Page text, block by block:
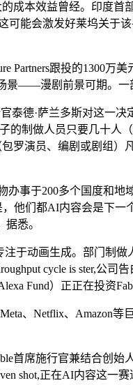
本效益曾经。印度首
能会激发好莱坞关于
跟投的1300万
——漫剧前景可期。一
德·萨兰多斯对这一决
的制做人员只要几十人
罗演员、编剧或剧组
于200多个国度和地
他们都AI内容会是下一
悉。
动画生成。部门制
cycle is ster,公
Fund）正正在投资
、Netflix、Amazon等
施行官兼结合创始人
given shot,正在AI内容这